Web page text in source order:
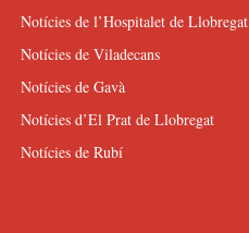
Notícies de l’Hospitalet de Llobregat
Notícies de Viladecans
Notícies de Gavà
Notícies d’El Prat de Llobregat
Notícies de Rubí